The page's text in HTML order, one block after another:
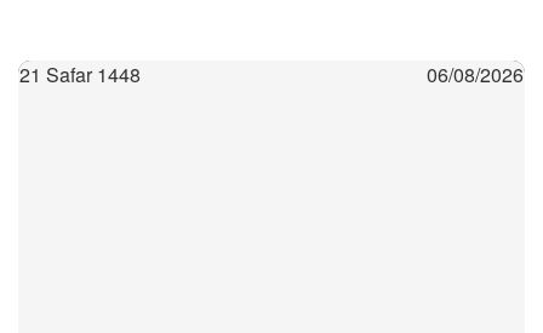
21 Safar 1448 06/08/2026